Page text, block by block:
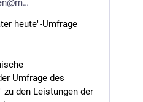
heute"-Umfrage
Umfrage des
zu den Leistungen der